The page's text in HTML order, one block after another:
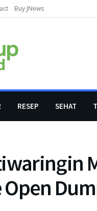
Buy JNews
RESEP SEHAT